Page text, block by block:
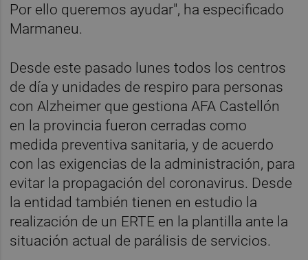
Por ello queremos ayudar", ha especificado
Marmaneu.
Desde este pasado lunes todos los centros
de día y unidades de respiro para personas
con Alzheimer que gestiona AFA Castellón
en la provincia fueron cerradas como
medida preventiva sanitaria, y de acuerdo
con las exigencias de la administración, para
evitar la propagación del coronavirus. Desde
la entidad también tienen en estudio la
realización de un ERTE en la plantilla ante la
situación actual de parálisis de servicios.